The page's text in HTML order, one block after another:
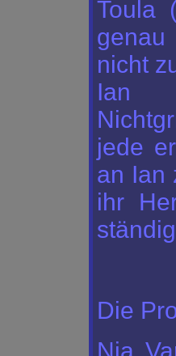
Toula
nicht
Ian
jede
an Ian
ihr
Die